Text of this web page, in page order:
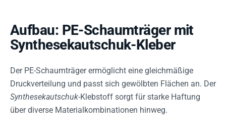
Aufbau: PE-Schaumträger mit
Synthesekautschuk-Kleber
Der PE-Schaumträger ermöglicht eine gleichmäßige
Druckverteilung und passt sich gewölbten Flächen an. Der
Synthesekautschuk-Klebstoff sorgt für starke Haftung
über diverse Materialkombinationen hinweg.